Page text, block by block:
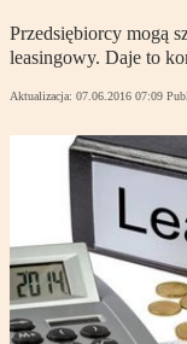
Przedsiębiorcy mogą
leasingowy. Daje to
Aktualizacja: 07.06.2016 07:09